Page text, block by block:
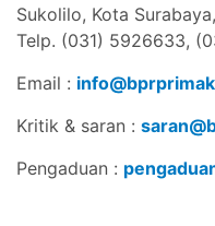
Sukolilo, Kota
Telp. (031) 5926633,
Email :
Kritik & saran :
Pengaduan :